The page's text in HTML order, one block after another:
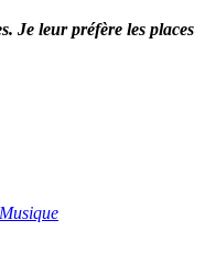
Je leur préfère les places